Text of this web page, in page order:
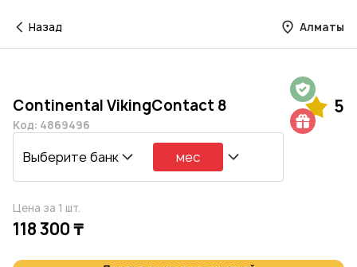
Назад Алматы
Continental VikingContact 8 5
Код: 4869496
Выберите банк мес
Цена за 1 шт.
118 300 ₸